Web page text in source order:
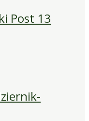
Post 13